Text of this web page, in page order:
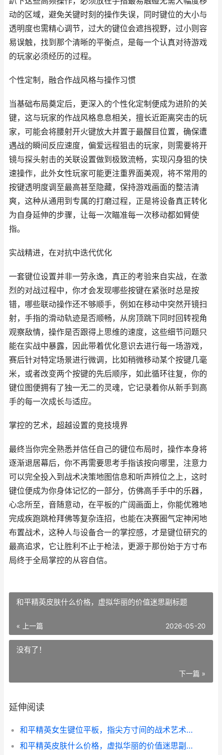
动的区域，避免关键时刻的操作失误，同时键位的大小与
透明度也需精心调节，过大的键位会遮挡视野，过小则容
易误触，找到那个清晰的平衡点，是每一个认真对待游戏
的玩家必须经历的过程。
个性定制，融合作战风格与操作习惯
当基础布局奠定后，更深入的个性化定制便成为进阶的关
键，这与玩家的作战风格息息相关，擅长近距离突击的玩
家，可能会将腰射开火键放大并置于最醒目位置，确保遭
遇战的瞬间反应速度，偏爱远程狙击的玩家，则需要将开
镜与探头射击的关联设置做到极致流畅，实现闪身狙的快
速操作，此外女性玩家可能更注重界面美观，将不常用的
按键透明度调至最高甚至隐藏，保持游戏画面的整洁清
爽，这种从通用到专属的打磨过程，正是将设备真正转化
为自身延伸的步骤，让每一次瞄准每一次移动都如臂使
指。
实战精进，在对抗中迭代优化
一套键位设置并非一劳永逸，真正的考验来自实战，在激
烈的对战过程中，你才会发现哪些按键在紧张时总是按
错，哪些联动操作还不够顺手，例如在移动中突然开镜扫
射，手指的滑动轨迹是否顺畅，从房顶跳下同时回转视角
观察敌情，操作是否跟得上思维的速度，这些细节问题只
能在实战中暴露，因此带着优化意识去进行每一场游戏，
赛后针对特定场景进行微调，比如稍微移动某个按键几毫
米，或者改变两个按键的先后顺序，如此循环往复，你的
键位图便拥有了独一无二的灵魂，它记录着你从新手到高
手的每一次成长与适应。
掌控的艺术，超越设置的竞技境界
最终当你完全熟悉并信任自己的键位布局时，操作本身将
逐渐退居幕后，你不再需要思考手指该按向哪里，注意力
可以完全投入到战术决策地图信息和听声辨位之上，这时
键位便成为你身体记忆的一部分，仿佛高手手中的乐器，
心念所至，音随意动，在平板的广阔画面上，你能优雅地
完成疾跑跳枪拜佛等复杂连招，也能在决赛圈气定神闲地
布置战术，这种人与设备合一的掌控感，才是键位研究的
最高追求，它让胜利不止于枪法，更源于那份始于方寸布
局终于全局掌控的从容自信。
和平精英皮肤什么价格，虚拟华丽的价值迷思副标题
« 上一篇 2026-05-20
没有了！
下一篇 »
延伸阅读
和平精英女生键位平板，指尖方寸间的战术艺术，副标题，从布局到掌控的进阶之道
和平精英皮肤什么价格，虚拟华丽的价值迷思副标题